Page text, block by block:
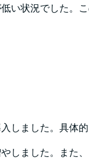
い状況でした。
しました。具体
しました。また